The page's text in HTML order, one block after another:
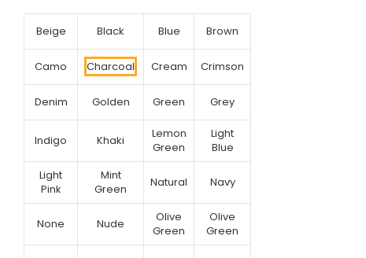
Beige Black Blue Brown
Camo Charcoal Cream Crimson
Denim Golden Green Grey
Indigo Khaki
Lemon
Green
Light
Blue
Light
Pink
Mint
Green
Natural Navy
None Nude
Olive
Green
Olive
Green